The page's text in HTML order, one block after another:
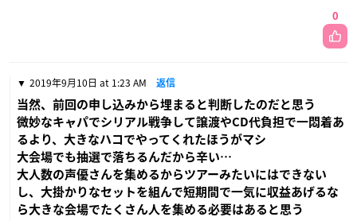
0
2019年9月10日 at 1:23 AM 返信
当然、前回の申し込みから埋まると判断したのだと思う
微妙なキャパでシリアル戦争して譲渡やCD代負担で一悶着あ
るより、大きなハコでやってくれたほうがマシ
大会場でも抽選で落ちるんだから辛い…
大人数の声優さんを集めるからツアーみたいにはできない
し、大掛かりなセットを組んで短期間で一気に収益あげるな
ら大きな会場でたくさん人を集める必要はあると思う